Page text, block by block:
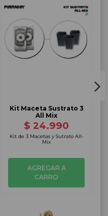
Kit Maceta Sustrato 3
All Mix
$ 24.990
Kit de 3 Macetas y Sutrato All-
Mix
AGREGAR A
CARRO